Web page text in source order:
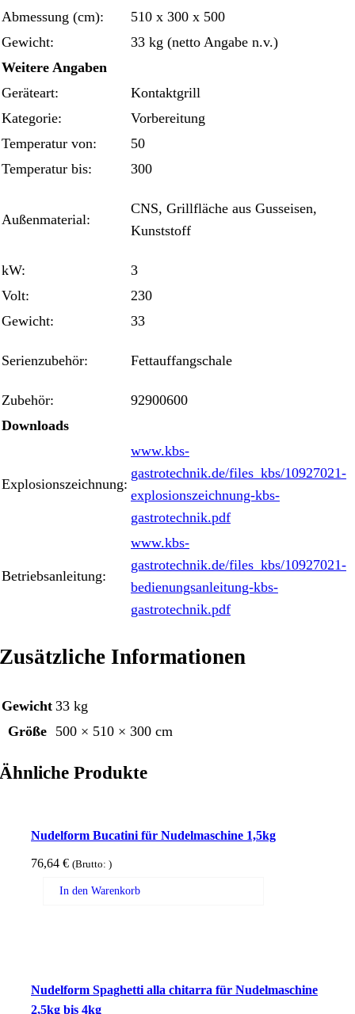
Abmessung (cm):
510 x 300 x 500
Gewicht:
33 kg (netto Angabe n.v.)
Weitere Angaben
Geräteart:
Kontaktgrill
Kategorie:
Vorbereitung
Temperatur von:
50
Temperatur bis:
300
Außenmaterial:
CNS, Grillfläche aus Gusseisen,
Kunststoff
kW:
3
Volt:
230
Gewicht:
33
Serienzubehör: Fettauffangschale
Zubehör:
92900600
Downloads
Explosionszeichnung:
www.kbs-
gastrotechnik.de/files_kbs/10927021-
explosionszeichnung-kbs-
gastrotechnik.pdf
Betriebsanleitung:
www.kbs-
gastrotechnik.de/files_kbs/10927021-
bedienungsanleitung-kbs-
gastrotechnik.pdf
Zusätzliche Informationen
Gewicht 33 kg
Größe
500 × 510 × 300 cm
Ähnliche Produkte
Nudelform Bucatini für Nudelmaschine 1,5kg
76,64 € (Brutto: )
In den Warenkorb
Nudelform Spaghetti alla chitarra für Nudelmaschine
2,5kg bis 4kg